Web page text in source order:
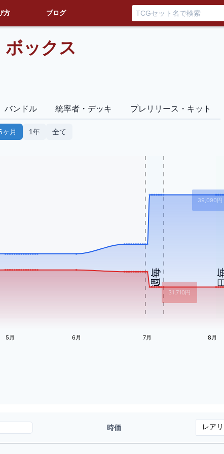
方 ブログ
ボックス
バンドル 統率者・デッキ プレリリース・キット
ヶ月 1年 全て
週毎
5月 6月 7月 8月
39,090円
31,710円
時価